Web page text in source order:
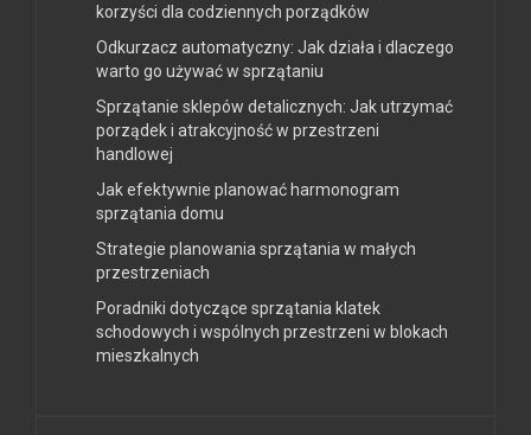
korzyści dla codziennych porządków
Odkurzacz automatyczny: Jak działa i dlaczego
warto go używać w sprzątaniu
Sprzątanie sklepów detalicznych: Jak utrzymać
porządek i atrakcyjność w przestrzeni
handlowej
Jak efektywnie planować harmonogram
sprzątania domu
Strategie planowania sprzątania w małych
przestrzeniach
Poradniki dotyczące sprzątania klatek
schodowych i wspólnych przestrzeni w blokach
mieszkalnych